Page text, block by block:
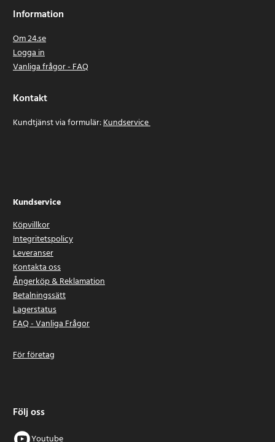
Information
Om 24.se
Logga in
Vanliga frågor - FAQ
Kontakt
Kundtjänst via formulär:Kundservice
Kundservice
Köpvillkor
Integritetspolicy
Leveranser
Kontakta oss
Ångerköp & Reklamation
Betalningssätt
Lagerstatus
FAQ - Vanliga Frågor
För företag
Följ oss
Youtube